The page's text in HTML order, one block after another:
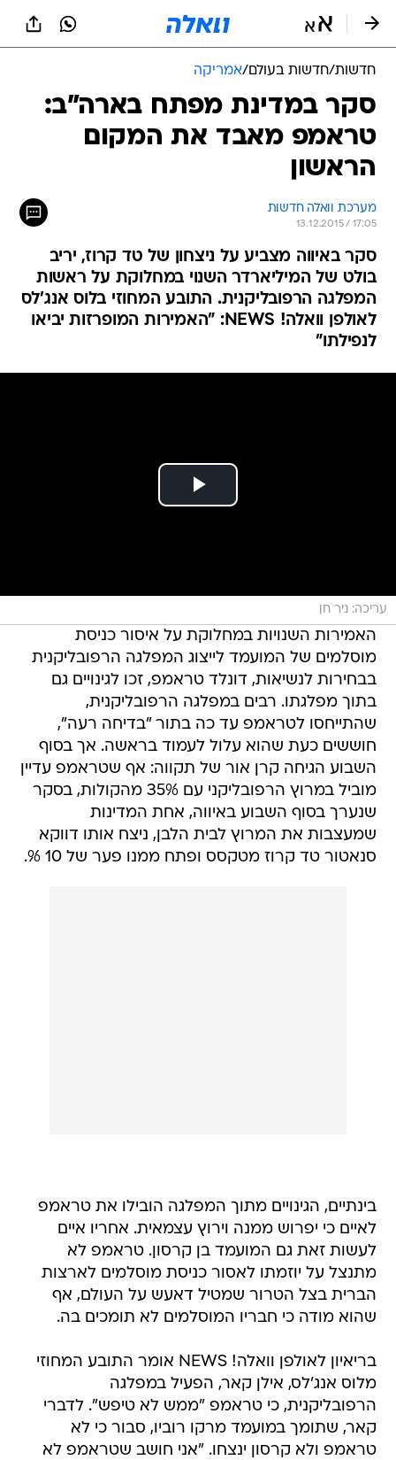
חדשות/חדשות בעולם/אמריקה
סקר במדינת מפתח בארה"ב:
טראמפ מאבד את המקום
הראשון
מערכת וואלה חדשות
13.12.2015 / 17:05
סקר באיווה מצביע על ניצחון של טד קרוז, יריב
בולט של המיליארדר השנוי במחלוקת על ראשות
המפלגה הרפובליקנית. התובע המחוזי בלוס אנג'לס
לאולפן וואלה! NEWS: "האמירות המופרזות יביאו
לנפילתו"
עריכה: ניר חן
האמירות השנויות במחלוקת על איסור כניסת
מוסלמים של המועמד לייצוג המפלגה הרפובליקנית
בבחירות לנשיאות, דונלד טראמפ, זכו לגינויים גם
בתוך מפלגתו. רבים במפלגה הרפובליקנית,
שהתייחסו לטראמפ עד כה בתור "בדיחה רעה",
חוששים כעת שהוא עלול לעמוד בראשה. אך בסוף
השבוע הגיחה קרן אור של תקווה: אף שטראמפ עדיין
מוביל במרוץ הרפובליקני עם 35% מהקולות, בסקר
שנערך בסוף השבוע באיווה, אחת המדינות
שמעצבות את המרוץ לבית הלבן, ניצח אותו דווקא
סנאטור טד קרוז מטקסס ופתח ממנו פער של 10 %.
בינתיים, הגינויים מתוך המפלגה הובילו את טראמפ
לאיים כי יפרוש ממנה וירוץ עצמאית. אחריו איים
לעשות זאת גם המועמד בן קרסון. טראמפ לא
מתנצל על יוזמתו לאסור כניסת מוסלמים לארצות
הברית בצל הטרור שמטיל דאעש על העולם, אף
שהוא מודה כי חבריו המוסלמים לא תומכים בה.
בריאיון לאולפן וואלה! NEWS אומר התובע המחוזי
מלוס אנג'לס, אילן קאר, הפעיל במפלגה
הרפובליקנית, כי טראמפ "ממש לא טיפש". לדברי
קאר, שתומך במועמד מרקו רוביו, סבור כי לא
טראמפ ולא קרסון ינצחו. "אני חושב שטראמפ לא